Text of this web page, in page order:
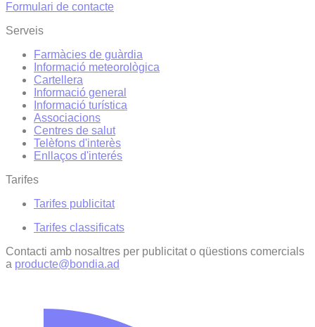
Formulari de contacte
Serveis
Farmàcies de guàrdia
Informació meteorològica
Cartellera
Informació general
Informació turística
Associacions
Centres de salut
Telèfons d'interès
Enllaços d'interés
Tarifes
Tarifes publicitat
Tarifes classificats
Contacti amb nosaltres per publicitat o qüestions comercials
a producte@bondia.ad